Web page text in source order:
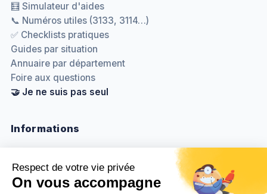
🧮 Simulateur d'aides
📞 Numéros utiles (3133, 3114…)
✅ Checklists pratiques
Guides par situation
Annuaire par département
Foire aux questions
🤝 Je ne suis pas seul
Informations
Méthodologie & sources
Politique de confidentialité